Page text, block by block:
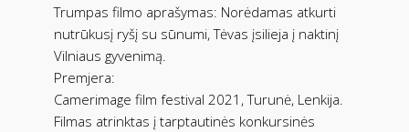
Trumpas filmo aprašymas: Norėdamas atkurti
nutrūkusį ryšį su sūnumi, Tėvas įsilieja į naktinį
Vilniaus gyvenimą.
Premjera:
Camerimage film festival 2021, Turunė, Lenkija.
Filmas atrinktas į tarptautinės konkursinės